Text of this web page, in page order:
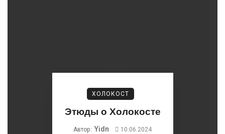
ХОЛОКОСТ
Этюды о Холокосте
Автор: Yidn 10.06.2024